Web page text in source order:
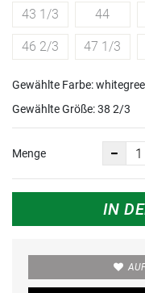
43 1/3 44
46 2/3 47 1/3
Gewählte Farbe:
Gewählte Größe:38 2/3
Menge
IN